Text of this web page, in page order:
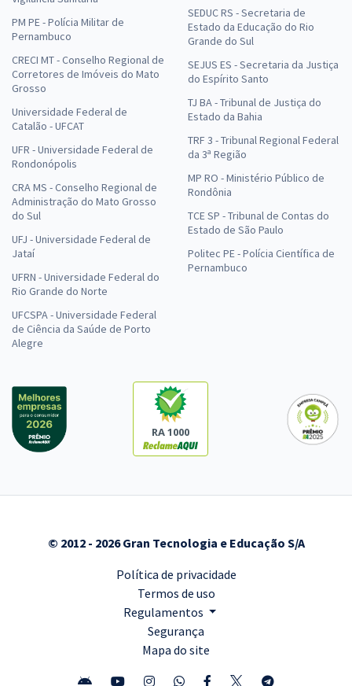
PM PE - Polícia Militar de
Pernambuco
CRECI MT - Conselho Regional de
Corretores de Imóveis do Mato
Grosso
Universidade Federal de
Catalão - UFCAT
UFR - Universidade Federal de
Rondonópolis
CRA MS - Conselho Regional de
Administração do Mato Grosso
do Sul
UFJ - Universidade Federal de
Jataí
UFRN - Universidade Federal do
Rio Grande do Norte
UFCSPA - Universidade Federal
de Ciência da Saúde de Porto
Alegre
SEDUC RS - Secretaria de
Estado da Educação do Rio
Grande do Sul
SEJUS ES - Secretaria da Justiça
do Espírito Santo
TJ BA - Tribunal de Justiça do
Estado da Bahia
TRF 3 - Tribunal Regional Federal
da 3ª Região
MP RO - Ministério Público de
Rondônia
TCE SP - Tribunal de Contas do
Estado de São Paulo
Politec PE - Polícia Científica de
Pernambuco
RA 1000
© 2012 - 2026 Gran Tecnologia e Educação S/A
Política de privacidade
Termos de uso
Regulamentos
Segurança
Mapa do site